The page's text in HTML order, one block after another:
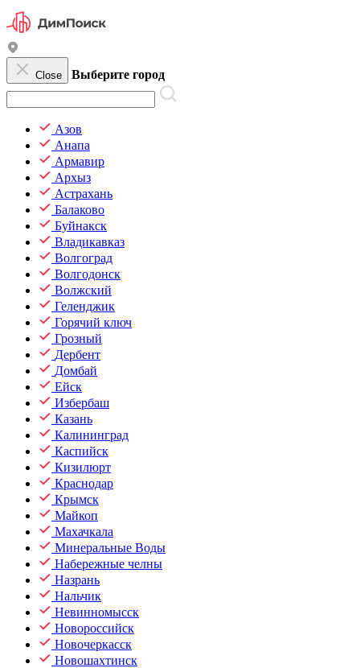
Close Выберите город
Азов
Анапа
Армавир
Архыз
Астрахань
Балаково
Буйнакск
Владикавказ
Волгоград
Волгодонск
Волжский
Геленджик
Горячий ключ
Грозный
Дербент
Домбай
Ейск
Избербаш
Казань
Калининград
Каспийск
Кизилюрт
Краснодар
Крымск
Майкоп
Махачкала
Минеральные Воды
Набережные челны
Назрань
Нальчик
Невинномысск
Новороссийск
Новочеркасск
Новошахтинск